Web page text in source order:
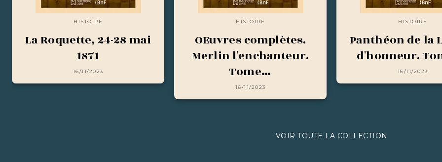
HISTOIRE
La Roquette, 24-28 mai
1871
16/11/2023
HISTOIRE
OEuvres complètes.
Merlin l'enchanteur.
Tome…
16/11/2023
HISTOIRE
Panthéon de la
d'honneur.
16/11/2023
VOIR TOUTE LA COLLECTION